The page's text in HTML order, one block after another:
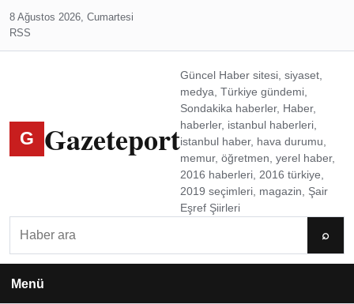
8 Ağustos 2026, Cumartesi
RSS
G Gazeteport
Güncel Haber sitesi, siyaset,
medya, Türkiye gündemi,
Sondakika haberler, Haber,
haberler, istanbul haberleri,
istanbul haber, hava durumu,
memur, öğretmen, yerel haber,
2016 haberleri, 2016 türkiye,
2019 seçimleri, magazin, Şair
Eşref Şiirleri
⌕
Menü